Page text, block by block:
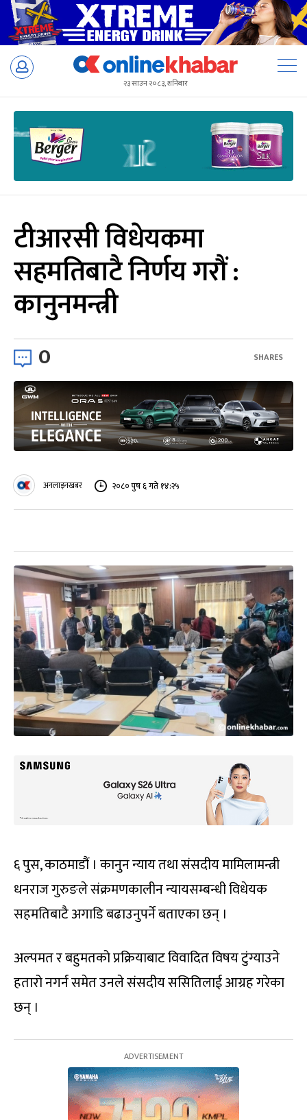
Skip
२३ साउन २०८३, शनिबार
टीआरसी विधेयकमा
सहमतिबाटै निर्णय गरौं :
कानुनमन्त्री
0 SHARES
अनलाइनखबर २०८० पुष ६ गते १४:२५
६ पुस, काठमाडौं । कानुन न्याय तथा संसदीय मामिलामन्त्री
धनराज गुरुङले संक्रमणकालीन न्यायसम्बन्धी विधेयक
सहमतिबाटै अगाडि बढाउनुपर्ने बताएका छन् ।
अल्पमत र बहुमतको प्रक्रियाबाट विवादित विषय टुंग्याउने
हतारो नगर्न समेत उनले संसदीय ससितिलाई आग्रह गरेका
छन् ।